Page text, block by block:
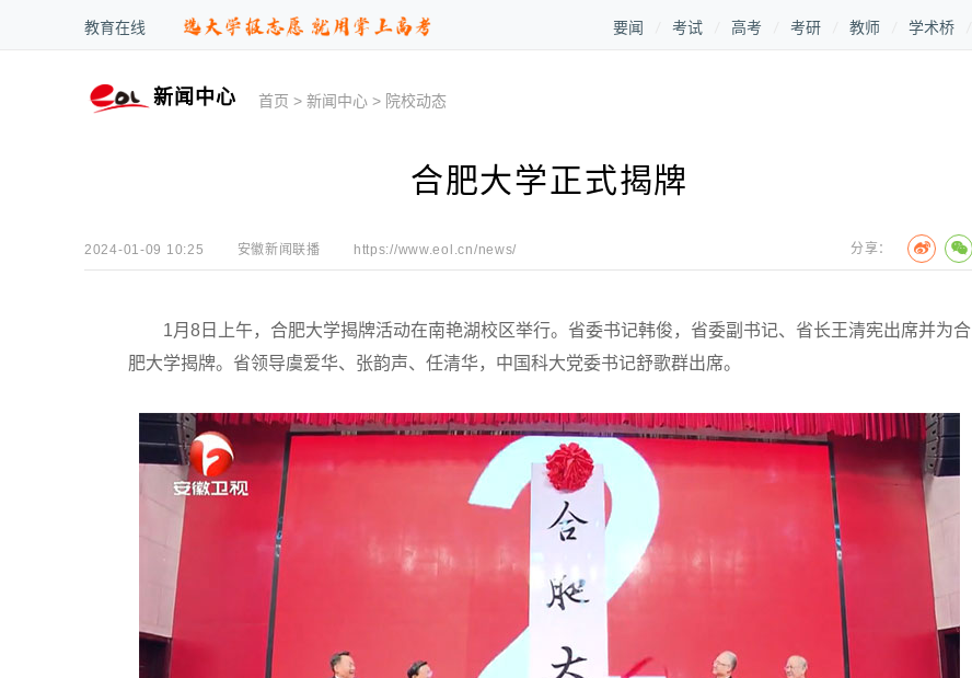
教育在线 要闻 考试 高考 考研 教师 学术桥
新闻中心 首页 >新闻中心 > 院校动态
合肥大学正式揭牌
2024-01-09 10:25 安徽新闻联播 https://www.eol.cn/news/ 分享：
1月8日上午，合肥大学揭牌活动在南艳湖校区举行。省委书记韩俊，省委副书记、省长王清宪出席并为合
肥大学揭牌。省领导虞爱华、张韵声、任清华，中国科大党委书记舒歌群出席。